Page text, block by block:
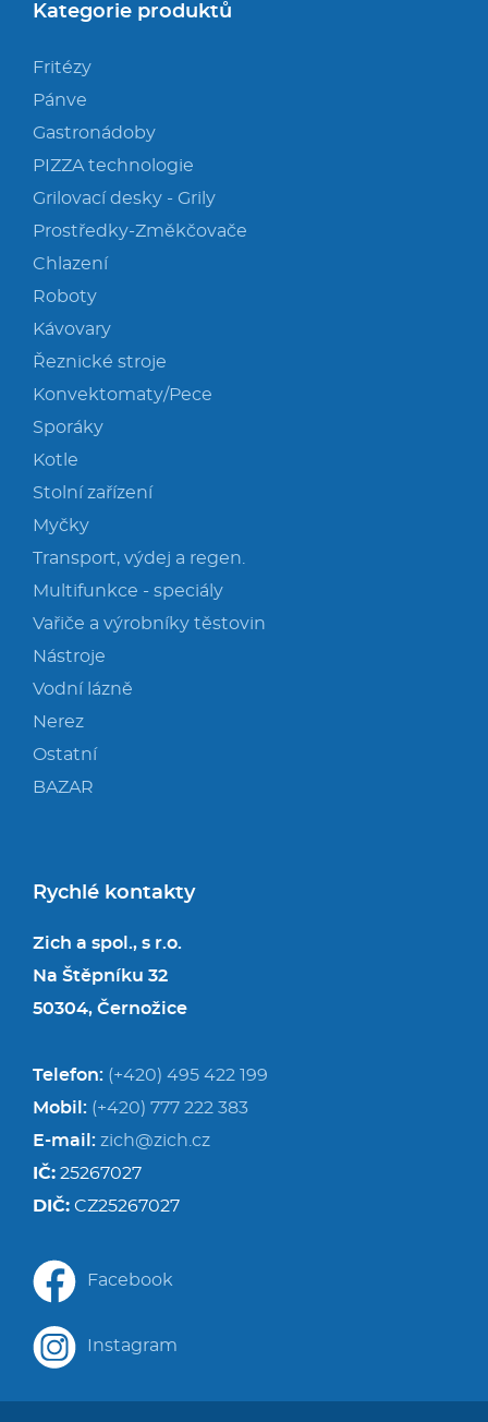
Kategorie produktů
Fritézy
Pánve
Gastronádoby
PIZZA technologie
Grilovací desky - Grily
Prostředky-Změkčovače
Chlazení
Roboty
Kávovary
Řeznické stroje
Konvektomaty/Pece
Sporáky
Kotle
Stolní zařízení
Myčky
Transport, výdej a regen.
Multifunkce - speciály
Vařiče a výrobníky těstovin
Nástroje
Vodní lázně
Nerez
Ostatní
BAZAR
Rychlé kontakty
Zich a spol., s r.o.
Na Štěpníku 32
50304, Černožice
Telefon: (+420) 495 422 199
Mobil: (+420) 777 222 383
E-mail: zich@zich.cz
IČ: 25267027
DIČ: CZ25267027
Facebook
Instagram